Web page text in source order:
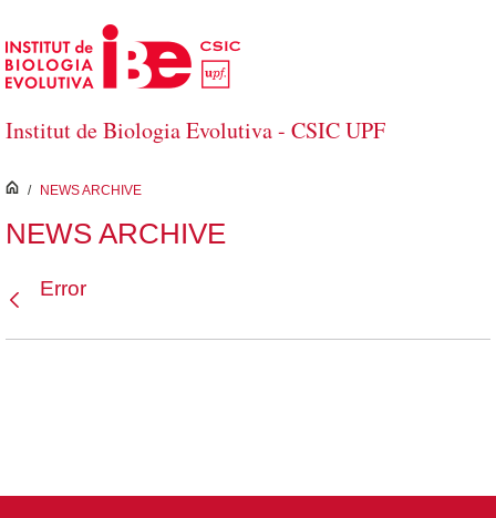
Salta al contingut principal
Institut de Biologia Evolutiva - CSIC UPF
inici
/ NEWS ARCHIVE
NEWS ARCHIVE
Error